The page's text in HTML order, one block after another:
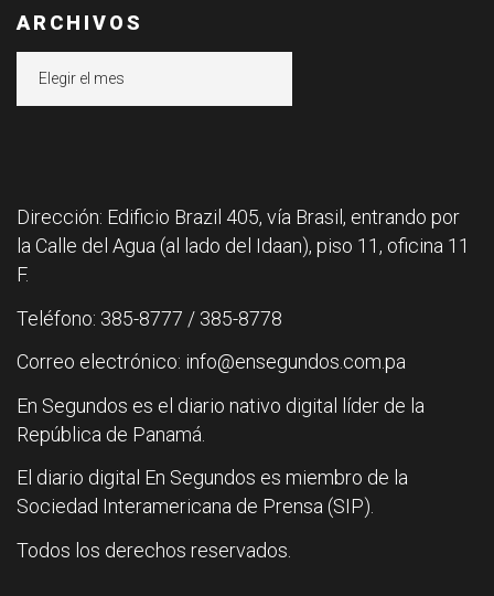
ARCHIVOS
Dirección: Edificio Brazil 405, vía Brasil, entrando por
la Calle del Agua (al lado del Idaan), piso 11, oficina 11
F.
Teléfono: 385-8777 / 385-8778
Correo electrónico: info@ensegundos.com.pa
En Segundos es el diario nativo digital líder de la
República de Panamá.
El diario digital En Segundos es miembro de la
Sociedad Interamericana de Prensa (SIP).
Todos los derechos reservados.